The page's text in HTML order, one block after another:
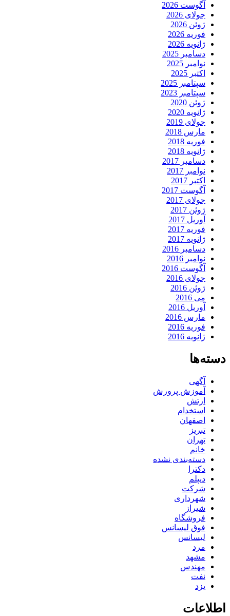
آگوست 2026
جولای 2026
ژوئن 2026
فوریه 2026
ژانویه 2026
دسامبر 2025
نوامبر 2025
اکتبر 2025
سپتامبر 2025
سپتامبر 2023
ژوئن 2020
ژانویه 2020
جولای 2019
مارس 2018
فوریه 2018
ژانویه 2018
دسامبر 2017
نوامبر 2017
اکتبر 2017
آگوست 2017
جولای 2017
ژوئن 2017
آوریل 2017
فوریه 2017
ژانویه 2017
دسامبر 2016
نوامبر 2016
آگوست 2016
جولای 2016
ژوئن 2016
می 2016
آوریل 2016
مارس 2016
فوریه 2016
ژانویه 2016
دسته‌ها
آگهی
آموزش پرورش
ارتش
استخدام
اصفهان
تبریز
تهران
خانم
دسته‌بندی نشده
دکترا
دیپلم
شرکت
شهرداری
شیراز
فروشگاه
فوق لیسانس
لیسانس
مرد
مشهد
مهندس
نفت
یزد
اطلاعات